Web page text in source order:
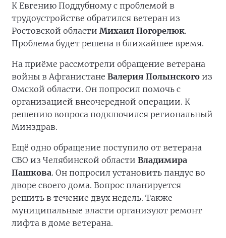
К Евгению Поддубному с проблемой в
трудоустройстве обратился ветеран из
Ростовской области Михаил Погорелюк.
Проблема будет решена в ближайшее время.
На приёме рассмотрели обращение ветерана
войны в Афганистане Валерия Полынского из
Омской области. Он попросил помочь с
организацией внеочередной операции. К
решению вопроса подключился региональный
Минздрав.
Ещё одно обращение поступило от ветерана
СВО из Челябинской области Владимира
Пашкова. Он попросил установить пандус во
дворе своего дома. Вопрос планируется
решить в течение двух недель. Также
муниципальные власти организуют ремонт
лифта в доме ветерана.